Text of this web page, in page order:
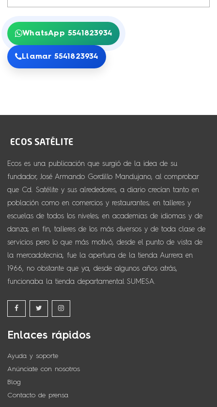
WhatsApp 5541823934
Llamar 5541823934
Ecos es una publicación que surgió de la idea de su
fundador, José Armando Gordillo Mandujano, al comprobar
que Cd. Satélite y sus alrededores, a diario crecían tanto en
población como en comercios y restaurantes; en talleres y
escuelas de todos los niveles; en academias de idiomas y de
danza; en fin, talleres de los más diversos y de toda clase de
servicios pero lo que más motivó, desde el punto de vista de
la mercadotecnia, fue la apertura de la tienda Aurrera en
1966, no obstante que ya, desde algunos años atrás,
funcionaba la tienda departamental SUMESA.
Enlaces rápidos
Ayuda y soporte
Anúnciate con nosotros
Blog
Contacto de prensa